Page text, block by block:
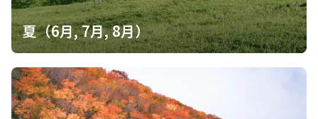
夏（6月, 7月, 8月）